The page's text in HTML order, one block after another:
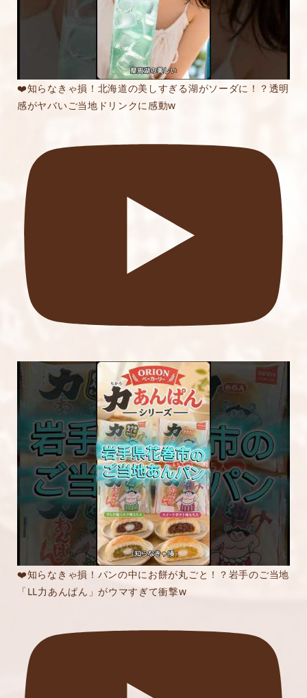
❤️知らなきゃ損！北海道の美しすぎる湖がソーダに！？透明
感がヤバいご当地ドリンクに感動w
❤️知らなきゃ損！パンの中にお餅が丸ごと！？岩手のご当地
「LL力あんぱん」がウマすぎて衝撃w